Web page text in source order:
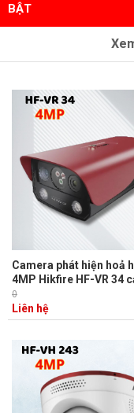
BẬT
Camera phát hiện hoả
4MP Hikfire HF-VR 34
biến nhiệt hồng ngoại
ngọn lửa, khói, cháy nổ -
động âm thanh&đèn,
0
Liên hệ